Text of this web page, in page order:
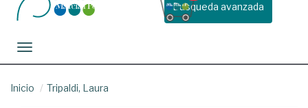
Busqueda avanzada
Toggle navigation
Inicio Tripaldi, Laura